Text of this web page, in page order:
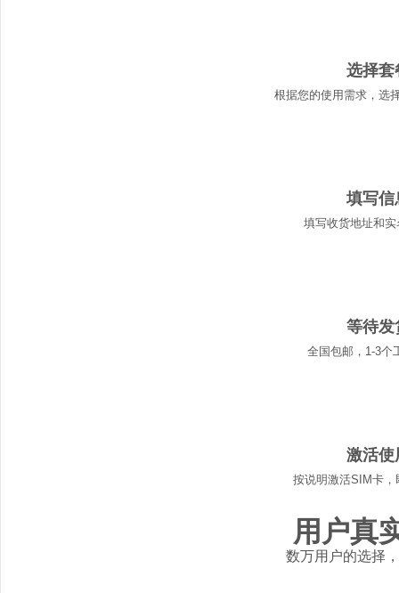
选择套
根据您的使用需求，选
填写信
填写收货地址和
等待发
全国包邮，1-3个
激活使
按说明激活SIM卡，
用户真
数万用户的选择